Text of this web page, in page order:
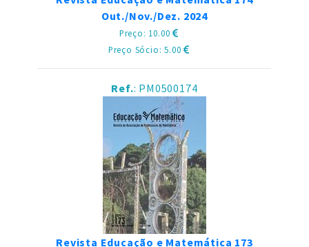
Out./Nov./Dez. 2024
Preço: 10.00
Preço Sócio: 5.00
Ref.: PM0500174
Revista Educação e Matemática 173